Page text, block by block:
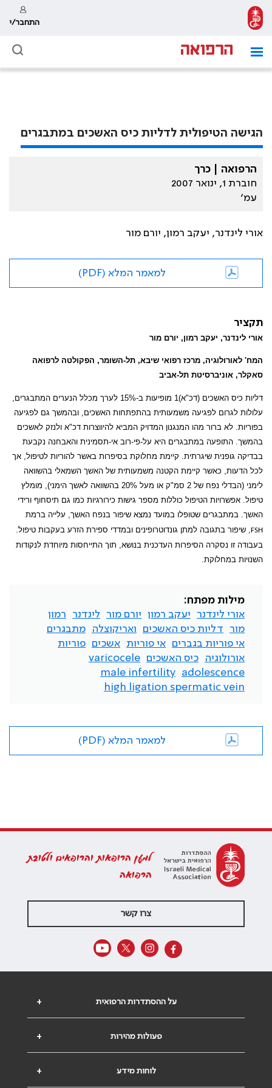
התחבר/י
הגישה הטיפולית לדליות כיס האשכים במתבגרים
הרפואה | כרך
חוברת 1, ינואר 2007
עמ׳
אורי לינדנר, יעקב רמון, יורם מור
למאמר המלא (PDF)
תקציר
אורי לינדנר, יעקב רמון, יורם מור
המח' לאורולוגיה, מרכז רפואי שיבא, תל-השומר, הפקולטה לרפואה
סאקלר, אוניברסיטת תל-אביב
דליות כיס האשכים (דכ"א)1 מופיעות ב-15% לערך מכלל הנערים המתבגרים,
עלולות לגרום לפגיעה משמעותית בהתפתחות האשכים, ובהמשך גם לפגיעה
בפוריות. לא ברור מהו המנגנון המדויק המביא להיווצרות דכ"א ולנזק לאשכים
בהמשך. התופעה במתבגרים היא על-פי-רוב אי-תסמינית והאבחנה נקבעת
בבדיקה גופנית שיגרתית. קיימת מחלוקת בסיפרות באשר להוריות לטיפול, אך
לכל הדעות, כאשר קיימת הקטנה משמעותית של האשך השמאלי בהשוואה
לימני (הבדלי נפח של 2 סמ"ק או מעל 20% בהשוואה לאשך הימני), מומלץ
טיפול. אפשרויות הטיפול כוללות מספר גישות כירורגיות כמו גם תיסחוף ורידי
האשך. במתבגרים שטופלו במועד נמצא שיפור בנפח האשך, עלייה ברמת
FSH , שיפור בתגובה למתן גונדוטרופינים ובמדדי ספירת הזרע בעקבות טיפול.
בעבודה זו נסקרה הסיפרות העדכנית בנושא, תוך התייחסות מיוחדת לנקודות
השנויות במחלוקת.
מילות מפתח:
אורי לינדנר
יעקב רמון יורם מור לינדנר
רמון
מור
דליות כיס האשכים ואריקוצלה
מתבגרים
אי פוריות בגברים
אי פוריות אשכים
פוריות
אורולוגיה
כיס האשכים
varicocele
adolescence
male infertility
high ligation spermatic vein
למאמר המלא (PDF)
למען הרופאות והרופאים ולטובת
הרפואה
צרו קשר
+ על ההסתדרות הרפואית
+ פעולות מהירות
+ לוחות מידע